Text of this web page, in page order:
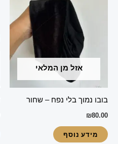
אזל מן המלאי
בובו נמוך בלי נפח – שחור
₪80.00
מידע נוסף